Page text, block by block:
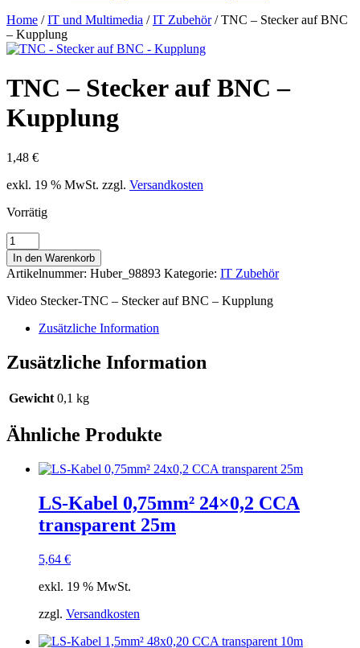
Home /IT und Multimedia /IT Zubehör/ TNC – Stecker auf BNC
– Kupplung
TNC – Stecker auf BNC –
Kupplung
1,48 €
exkl. 19 % MwSt. zzgl. Versandkosten
Vorrätig
TNC
-
Stecker
auf
BNC
Kupplung
In den Warenkorb
Artikelnummer: Huber_98893 Kategorie: IT Zubehör
Video Stecker-TNC – Stecker auf BNC – Kupplung
Zusätzliche Information
Zusätzliche Information
Gewicht 0,1 kg
Ähnliche Produkte
LS-Kabel 0,75mm² 24×0,2 CCA
transparent 25m
5,64 €
exkl. 19 % MwSt.
zzgl. Versandkosten